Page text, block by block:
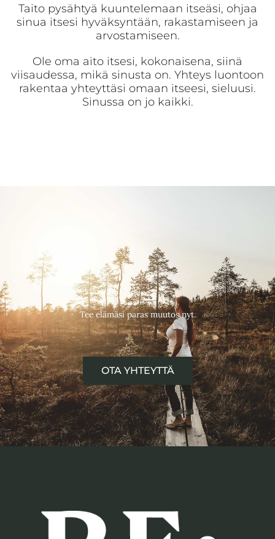
Taito pysähtyä kuuntelemaan itseäsi, ohjaa
sinua itsesi hyväksyntään, rakastamiseen ja
arvostamiseen.
Ole oma aito itsesi, kokonaisena, siinä
viisaudessa, mikä sinusta on. Yhteys luontoon
rakentaa yhteyttäsi omaan itseesi, sieluusi.
Sinussa on jo kaikki.
Tee elämäsi paras muutos nyt.
OTA YHTEYTTÄ